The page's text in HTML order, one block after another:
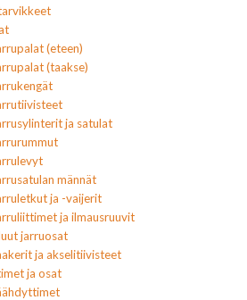
(eteen)
(taakse)
ja satulat
männät
ja -vaijerit
ja ilmausruuvit
jarruosat
ja akselitiivisteet
ja osat